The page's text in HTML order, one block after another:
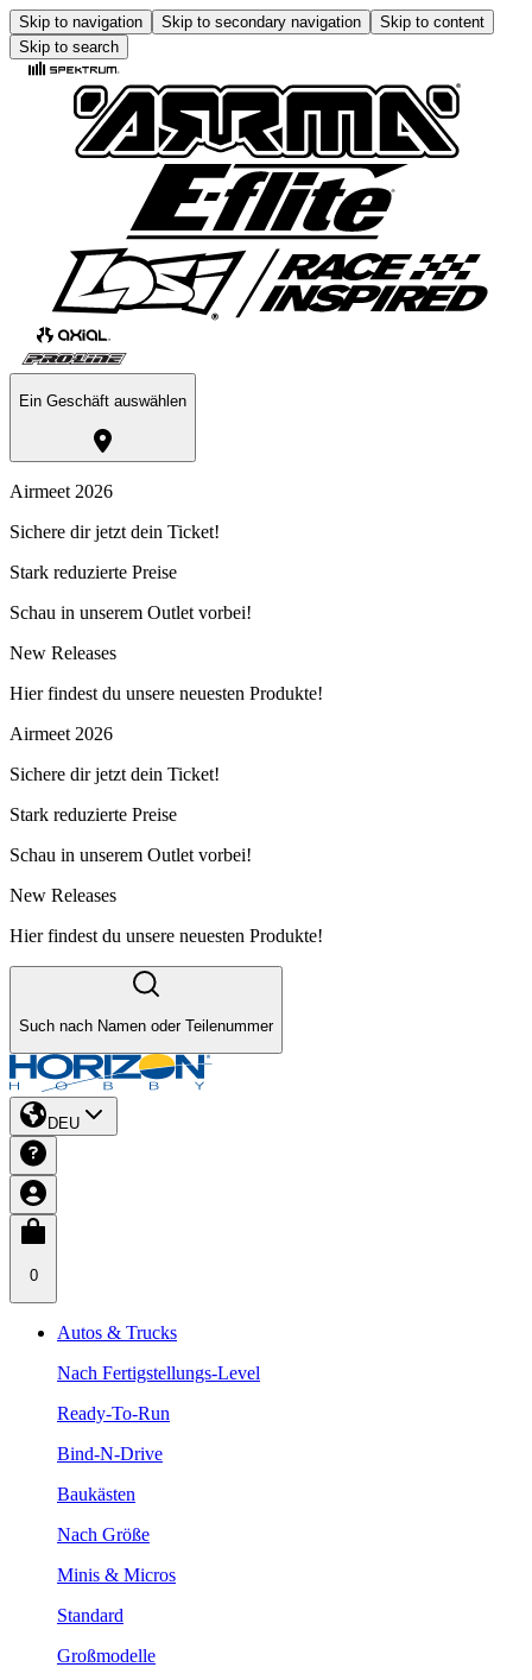
Skip to navigation Skip to secondary navigation
Skip to content
Skip to search
Ein Geschäft auswählen
Airmeet 2026
Sichere dir jetzt dein Ticket!
Stark reduzierte Preise
Schau in unserem Outlet vorbei!
New Releases
Hier findest du unsere neuesten Produkte!
Airmeet 2026
Sichere dir jetzt dein Ticket!
Stark reduzierte Preise
Schau in unserem Outlet vorbei!
New Releases
Hier findest du unsere neuesten Produkte!
Such nach Namen oder Teilenummer
DEU
0
Autos & Trucks
Nach Fertigstellungs-Level
Ready-To-Run
Bind-N-Drive
Baukästen
Nach Größe
Minis & Micros
Standard
Großmodelle